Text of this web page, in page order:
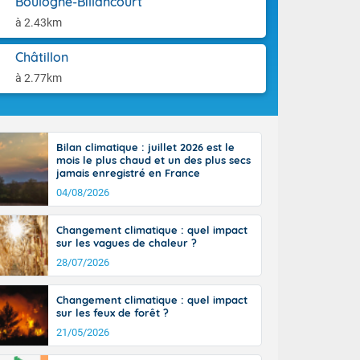
à 2.43km
Châtillon
à 2.77km
l'Occitanie
puis
Midi-
nord du
Les
totalité du
Bilan climatique : juillet 2026 est le
mois le plus chaud et un des plus secs
jamais enregistré en France
04/08/2026
Changement climatique : quel impact
sur les vagues de chaleur ?
28/07/2026
Changement climatique : quel impact
sur les feux de forêt ?
21/05/2026